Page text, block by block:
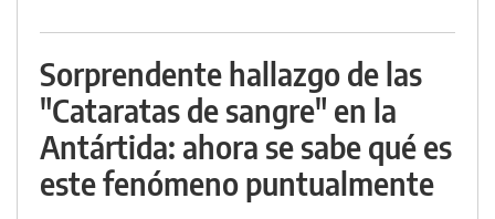
Sorprendente hallazgo de las
"Cataratas de sangre" en la
Antártida: ahora se sabe qué es
este fenómeno puntualmente